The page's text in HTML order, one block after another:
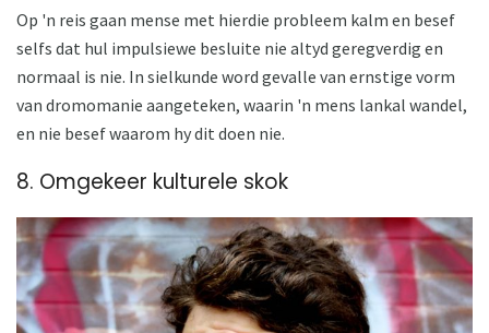
Op 'n reis gaan mense met hierdie probleem kalm en besef
selfs dat hul impulsiewe besluite nie altyd geregverdig en
normaal is nie. In sielkunde word gevalle van ernstige vorm
van dromomanie aangeteken, waarin 'n mens lankal wandel,
en nie besef waarom hy dit doen nie.
8. Omgekeer kulturele skok